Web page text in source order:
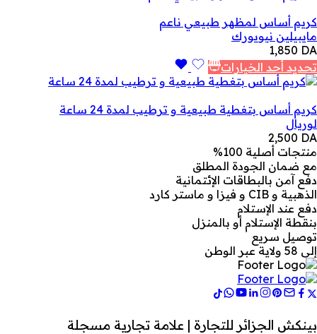
كريم أساس لمظهر طبيعي ناعم
مايبيلين نيويورك
1,850 DA
تحديد أحد الخيارات
كريم أساس بتغطية طبيعية و ترطيب لمدة 24 ساعة
لوريال
2,500 DA
منتجات أصلية 100%
مع ضمان الجودة المطلق
دفع آمن بالبطاقات الإئتمانية
الذهبية و CIB و فيزا و ماستر كارد
دفع عند الإستلام
بنقطة الإستلام أو بالمنزل
توصيل سريع
إلى 58 ولاية عبر الوطن
بينكش الجزائر للتجارة | علامة تجارية مسجلة